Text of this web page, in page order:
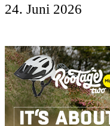
24. Juni 2026